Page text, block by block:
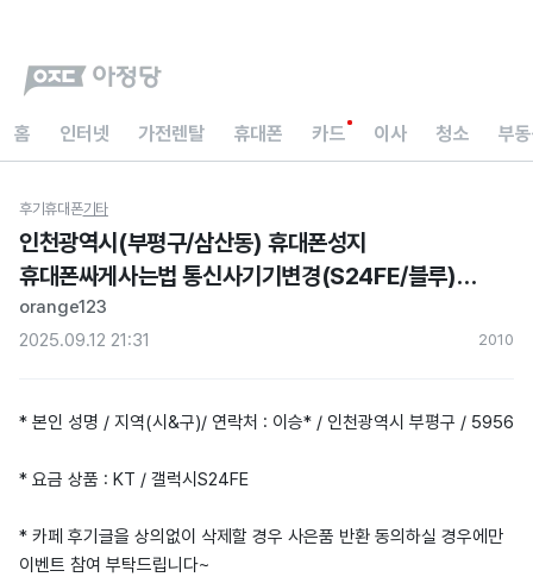
홈 인터넷 가전렌탈 휴대폰 카드 이사 청소 부
후기휴대폰기타
인천광역시(부평구/삼산동) 휴대폰성지
휴대폰싸게사는법 통신사기기변경(S24FE/블루)
현금지원 아정당 내돈내산 후기
orange123
2025.09.12 21:31
201 0
* 본인 성명 / 지역(시&구)/ 연락처 : 이승* / 인천광역시 부평구 / 5956
* 요금 상품 : KT / 갤럭시S24FE
* 카페 후기글을 상의없이 삭제할 경우 사은품 반환 동의하실 경우에만
이벤트 참여 부탁드립니다~